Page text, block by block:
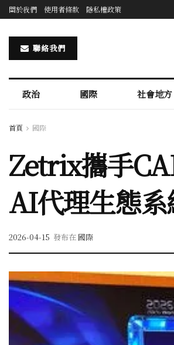
關於我們 使用者條款 隱私權政策
聯絡我們
政治 國際 社會地方
首頁 國際
Zetrix攜手
AI代理生態系
2026-04-15 發布在 國際